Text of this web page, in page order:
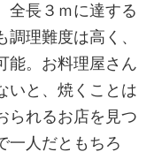
全長３ｍに達する
理難度は高く、
能。お料理屋さん
いと、焼くことは
られるお店を見つ
一人だともちろ